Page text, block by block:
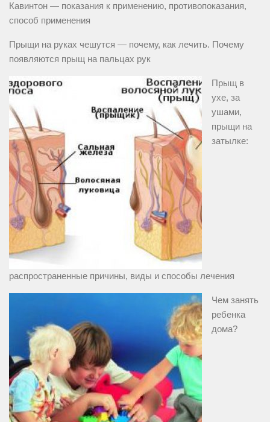
Кавинтон — показания к применению, противопоказания,
способ применения
Прыщи на руках чешутся — почему, как лечить. Почему
появляются прыщ на пальцах рук
Прыщ в
ухе, за
ушами,
прыщи на
затылке:
распространенные причины, виды и способы лечения
Чем занять
ребенка
дома?